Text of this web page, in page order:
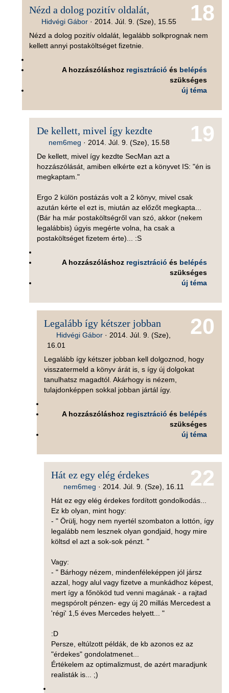
18
Nézd a dolog pozitív oldalát,
Hidvégi Gábor· 2014. Júl. 9. (Sze), 15.55
Nézd a dolog pozitív oldalát, legalább solkprognak nem
kellett annyi postaköltséget fizetnie.
A hozzászóláshoz regisztráció és belépés
szükséges
új téma
19
De kellett, mivel így kezdte
nem6meg · 2014. Júl. 9. (Sze), 15.58
De kellett, mivel így kezdte SecMan azt a
hozzászólását, amiben elkérte ezt a könyvet IS: "én is
megkaptam."
Ergo 2 külön postázás volt a 2 könyv, mivel csak
azután kérte el ezt is, miután az előzőt megkapta...
(Bár ha már postaköltségről van szó, akkor (nekem
legalábbis) úgyis megérte volna, ha csak a
postaköltséget fizetem érte)... :S
A hozzászóláshoz regisztráció és belépés
szükséges
új téma
20
Legalább így kétszer jobban
Hidvégi Gábor· 2014. Júl. 9. (Sze),
16.01
Legalább így kétszer jobban kell dolgoznod, hogy
visszatermeld a könyv árát is, s így új dolgokat
tanulhatsz magadtól. Akárhogy is nézem,
tulajdonképpen sokkal jobban jártál így.
A hozzászóláshoz regisztráció és belépés
szükséges
új téma
22
Hát ez egy elég érdekes
nem6meg · 2014. Júl. 9. (Sze), 16.11
Hát ez egy elég érdekes fordított gondolkodás...
Ez kb olyan, mint hogy:
- " Örülj, hogy nem nyertél szombaton a lottón, így
legalább nem lesznek olyan gondjaid, hogy mire
költsd el azt a sok-sok pénzt. "
Vagy:
- " Bárhogy nézem, mindenféleképpen jól jársz
azzal, hogy alul vagy fizetve a munkádhoz képest,
mert így a főnököd tud venni magának - a rajtad
megspórolt pénzen- egy új 20 millás Mercedest a
'régi' 1,5 éves Mercedes helyett... "
:D
Persze, eltúlzott példák, de kb azonos ez az
"érdekes" gondolatmenet...
Értékelem az optimalizmust, de azért maradjunk
realisták is... ;)